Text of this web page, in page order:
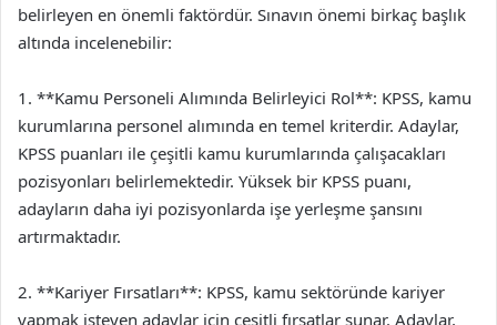
belirleyen en önemli faktördür. Sınavın önemi birkaç başlık
altında incelenebilir:
1. **Kamu Personeli Alımında Belirleyici Rol**: KPSS, kamu
kurumlarına personel alımında en temel kriterdir. Adaylar,
KPSS puanları ile çeşitli kamu kurumlarında çalışacakları
pozisyonları belirlemektedir. Yüksek bir KPSS puanı,
adayların daha iyi pozisyonlarda işe yerleşme şansını
artırmaktadır.
2. **Kariyer Fırsatları**: KPSS, kamu sektöründe kariyer
yapmak isteyen adaylar için çeşitli fırsatlar sunar. Adaylar,